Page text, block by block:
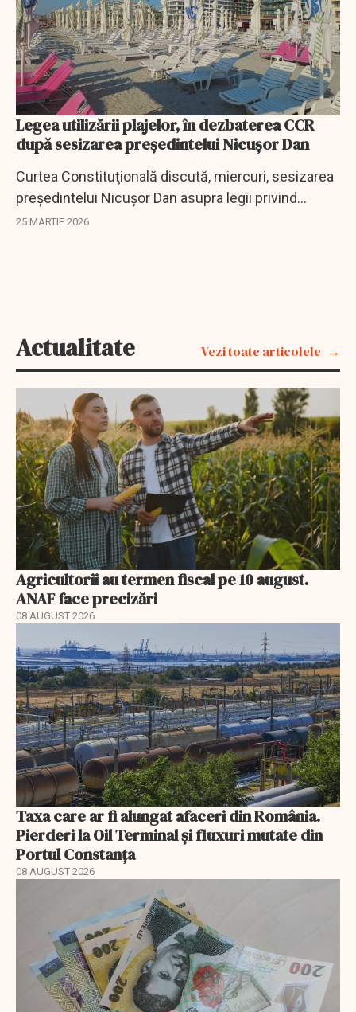
Legea utilizării plajelor, în dezbaterea CCR
după sesizarea președintelui Nicuşor Dan
Curtea Constituţională discută, miercuri, sesizarea
preşedintelui Nicuşor Dan asupra legii privind
utilizarea plajei Mării Negre.
25 MARTIE 2026
Actualitate Vezi toate articolele
Agricultorii au termen fiscal pe 10 august.
ANAF face precizări
08 AUGUST 2026
Taxa care ar fi alungat afaceri din România.
Pierderi la Oil Terminal și fluxuri mutate din
Portul Constanța
08 AUGUST 2026